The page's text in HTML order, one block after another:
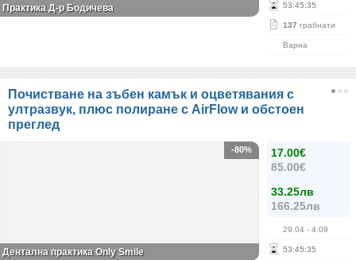
53:45:34
137 грабнати
Варна
Практика Д-р Бодичева
Почистване на зъбен камък и оцветявания с
ултразвук, плюс полиране с AirFlow и обстоен
преглед
17.00€
85.00€
33.25лв
166.25лв
29.04 - 4.09
53:45:34
-80%
Дентална практика Only Smile